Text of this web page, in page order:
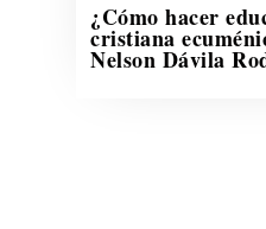
¿Cómo hacer
cristiana
Nelson Dávila